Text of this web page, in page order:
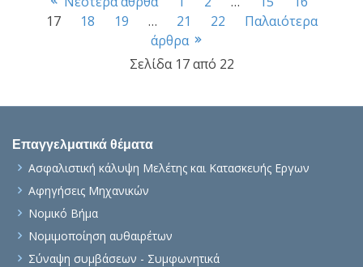
Πλοήγηση
καταλόγου
17
Σελίδα
18 Σελίδα
19 … Σελίδα
21 Σελίδα
22
Παλαιότερα
άρθρα
Σελίδα 17 από 22
Επαγγελματικά θέματα
Ασφαλιστική κάλυψη Μελέτης και Κατασκευής Εργων
Αφηγήσεις Μηχανικών
Νομικό Βήμα
Νομιμοποίηση αυθαιρέτων
Σύναψη συμβάσεων - Συμφωνητικά